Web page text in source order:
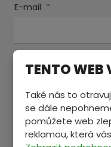
E-mail *
TENTO WEB
Také nás to
se dále
pomůžete web
reklamou, která